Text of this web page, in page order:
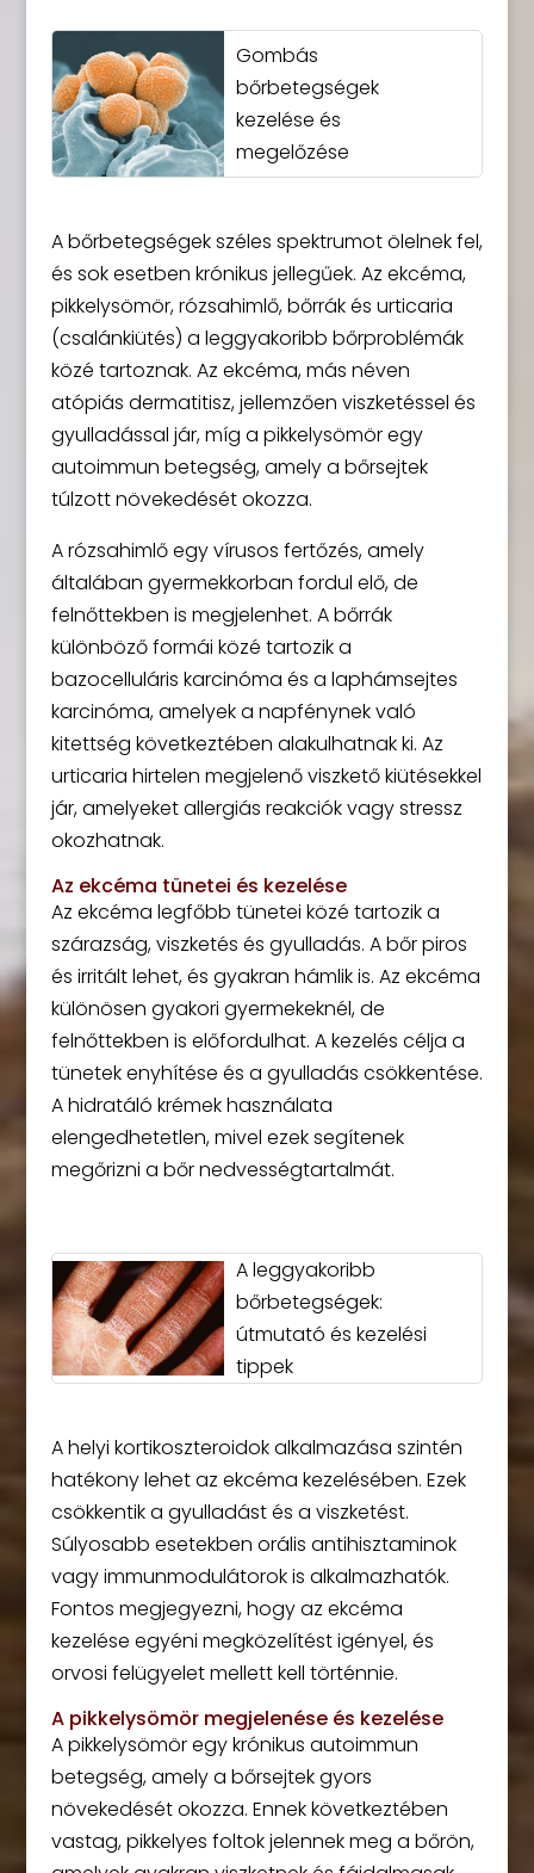
Gombás
bőrbetegségek
kezelése és
megelőzése
A bőrbetegségek széles spektrumot ölelnek fel,
és sok esetben krónikus jellegűek. Az ekcéma,
pikkelysömör, rózsahimlő, bőrrák és urticaria
(csalánkiütés) a leggyakoribb bőrproblémák
közé tartoznak. Az ekcéma, más néven
atópiás dermatitisz, jellemzően viszketéssel és
gyulladással jár, míg a pikkelysömör egy
autoimmun betegség, amely a bőrsejtek
túlzott növekedését okozza.
A rózsahimlő egy vírusos fertőzés, amely
általában gyermekkorban fordul elő, de
felnőttekben is megjelenhet. A bőrrák
különböző formái közé tartozik a
bazocelluláris karcinóma és a laphámsejtes
karcinóma, amelyek a napfénynek való
kitettség következtében alakulhatnak ki. Az
urticaria hirtelen megjelenő viszkető kiütésekkel
jár, amelyeket allergiás reakciók vagy stressz
okozhatnak.
Az ekcéma tünetei és kezelése
Az ekcéma legfőbb tünetei közé tartozik a
szárazság, viszketés és gyulladás. A bőr piros
és irritált lehet, és gyakran hámlik is. Az ekcéma
különösen gyakori gyermekeknél, de
felnőttekben is előfordulhat. A kezelés célja a
tünetek enyhítése és a gyulladás csökkentése.
A hidratáló krémek használata
elengedhetetlen, mivel ezek segítenek
megőrizni a bőr nedvességtartalmát.
A leggyakoribb
bőrbetegségek:
útmutató és kezelési
tippek
A helyi kortikoszteroidok alkalmazása szintén
hatékony lehet az ekcéma kezelésében. Ezek
csökkentik a gyulladást és a viszketést.
Súlyosabb esetekben orális antihisztaminok
vagy immunmodulátorok is alkalmazhatók.
Fontos megjegyezni, hogy az ekcéma
kezelése egyéni megközelítést igényel, és
orvosi felügyelet mellett kell történnie.
A pikkelysömör megjelenése és kezelése
A pikkelysömör egy krónikus autoimmun
betegség, amely a bőrsejtek gyors
növekedését okozza. Ennek következtében
vastag, pikkelyes foltok jelennek meg a bőrön,